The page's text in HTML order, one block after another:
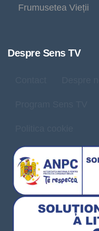
Frumusetea Vieții
Despre Sens TV